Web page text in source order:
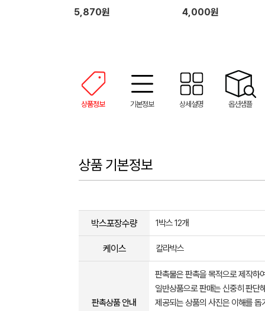
5,870원 4,000원
상품정보 기본정보 상세설명 옵션샘플
상품 기본정보
박스포장수량 1박스 12개
케이스 칼라박스
판촉상품 안내
판촉물은 판촉을 목적으로 제작하
일반상품으로 판매는 신중히 판단
제공되는 상품의 사진은 이해를